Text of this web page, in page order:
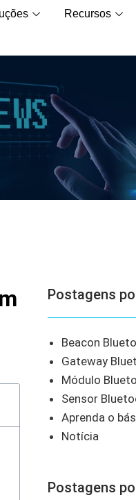
Recursos
Postagens
Beacon
Gateway
Módulo
Sensor
Aprenda o
Notícia
Postagens